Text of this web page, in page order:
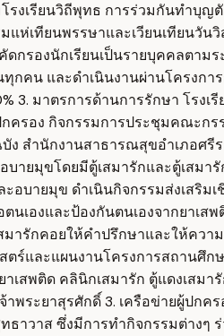
รงเรียนวิถีพุทธ การร่วมกันทำบุญ
ห่เทียนพรรษาและเวียนเทียนวัน
กรองนักเรียนเป็นรายบุคคลตามร
กคน และดำเนินงานผ่านโครงกา
3. มาตรการด้านการรักษา โรงเ
กครอง กิจกรรมการประชุมคณะก
สำนักงานสาธารณสุขอำเภอศรี
บายมุขโดยมีตู้เสมารักและตู้เสมา
อบายมุข ดำเนินกิจกรรมส่งเสริมเ
องและป้องกันตนเองจากยาเสพ
รักคอยให้คำปรึกษาและให้ความ
ตร์และแผนงานโครงการสถานศึก
สพติด คลินิกเสมารัก ตู้แดงเสมา
ระยาสุรศักดิ์ 3. เครือข่ายผู้ปกค
ธาวาส ซึ่งมีการทำกิจกรรมต่างๆ